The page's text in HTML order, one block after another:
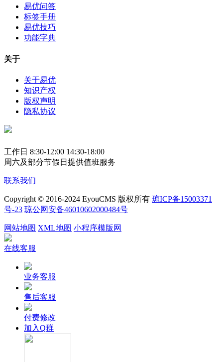
易优问答
标签手册
易优技巧
功能字典
关于
关于易优
知识产权
版权声明
隐私协议
工作日 8:30-12:00 14:30-18:00
周六及部分节假日提供值班服务
联系我们
Copyright © 2016-2024 EyouCMS 版权所有 琼ICP备15003371
号-23 琼公网安备46010602000484号
网站地图 XML地图 小程序模版网
在线客服
业务客服
售后客服
付费修改
加入Q群